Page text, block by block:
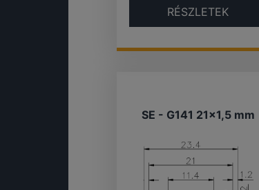
RÉSZLETEK
SE - G141 21×1,5 mm